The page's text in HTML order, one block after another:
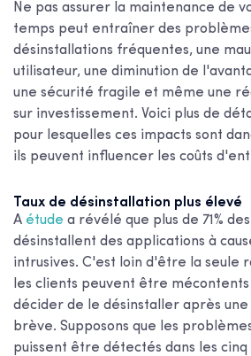
Ne pas assurer la maintenance de
temps peut entraîner des
désinstallations fréquentes, une
utilisateur, une diminution de
une sécurité fragile et même une
sur investissement. Voici plus de
pour lesquelles ces impacts sont
ils peuvent influencer les coûts
Taux de désinstallation plus élevé
A étude a révélé que plus de 71%
désinstallent des applications à
intrusives. C'est loin d'être la seule
les clients peuvent être
décider de le désinstaller après
brève. Supposons que les
puissent être détectés dans les